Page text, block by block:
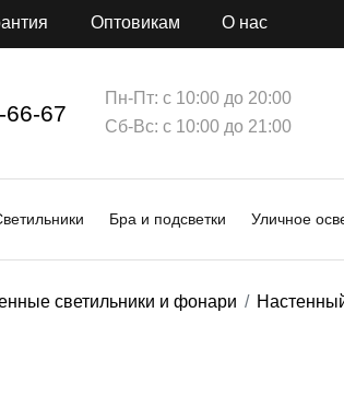
Оптовикам О нас
66-67
Пн-Пт: с 10:00 до 20:00
Сб-Вс: с 10:00 до 21:00
Бра и подсветки Уличное
светильники и фонари